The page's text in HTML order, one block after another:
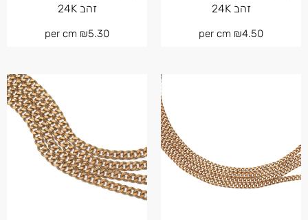
זהב 24K
₪4.50
זהב 24K
₪5.30